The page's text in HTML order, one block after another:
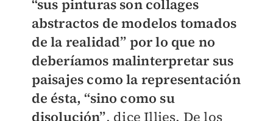
“sus pinturas son collages
abstractos de modelos tomados
de la realidad” por lo que no
deberíamos malinterpretar sus
paisajes como la representación
de ésta, “sino como su
disolución”, dice Illies. De los